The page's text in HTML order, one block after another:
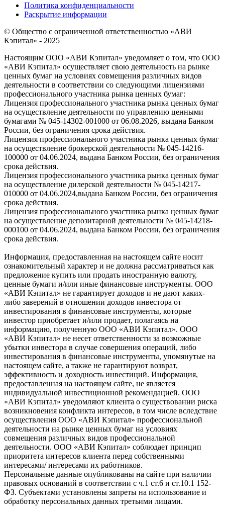
Политика конфиденциальности
Раскрытие информации
© Общество с ограниченной ответственностью «АВИ
Кэпитал» - 2025
Настоящим ООО «АВИ Кэпитал» уведомляет о том, что ООО
«АВИ Кэпитал» осуществляет свою деятельность на рынке
ценных бумаг на условиях совмещения различных видов
деятельности в соответствии со следующими лицензиями
профессионального участника рынка ценных бумаг:
Лицензия профессионального участника рынка ценных бумаг
на осуществление деятельности по управлению ценными
бумагами № 045-14302-001000 от 06.08.2026, выдана Банком
России, без ограничения срока действия.
Лицензия профессионального участника рынка ценных бумаг
на осуществление брокерской деятельности № 045-14216-
100000 от 04.06.2024, выдана Банком России, без ограничения
срока действия.
Лицензия профессионального участника рынка ценных бумаг
на осуществление дилерской деятельности № 045-14217-
010000 от 04.06.2024,выдана Банком России, без ограничения
срока действия.
Лицензия профессионального участника рынка ценных бумаг
на осуществление депозитарной деятельности № 045-14218-
000100 от 04.06.2024, выдана Банком России, без ограничения
срока действия.
Информация, предоставленная на настоящем сайте носит
ознакомительный характер и не должна рассматриваться как
предложение купить или продать иностранную валюту,
ценные бумаги и/или иные финансовые инструменты. ООО
«АВИ Кэпитал» не гарантирует доходов и не дают каких-
либо заверений в отношении доходов инвестора от
инвестирования в финансовые инструменты, которые
инвестор приобретает и/или продает, полагаясь на
информацию, полученную ООО «АВИ Кэпитал». ООО
«АВИ Кэпитал» не несет ответственности за возможные
убытки инвестора в случае совершения операций, либо
инвестирования в финансовые инструменты, упомянутые на
настоящем сайте, а также не гарантируют возврат,
эффективность и доходность инвестиций. Информация,
предоставленная на настоящем сайте, не является
индивидуальной инвестиционной рекомендацией. ООО
«АВИ Кэпитал» уведомляют клиента о существовании риска
возникновения конфликта интересов, в том числе вследствие
осуществления ООО «АВИ Кэпитал» профессиональной
деятельности на рынке ценных бумаг на условиях
совмещения различных видов профессиональной
деятельности. ООО «АВИ Кэпитал» соблюдает принцип
приоритета интересов клиента перед собственными
интересами/ интересами их работников.
Персональные данные опубликованы на сайте при наличии
правовых оснований в соответствии с ч.1 ст.6 и ст.10.1 152-
ФЗ. Субъектами установлены запреты на использование и
обработку персональных данных третьими лицами.